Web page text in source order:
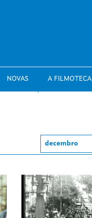
NOVAS A FILMOTECA
decembro